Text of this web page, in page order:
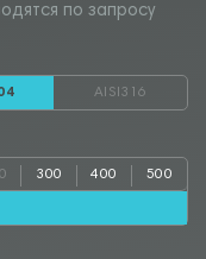
по запросу
AISI316
300 400 500